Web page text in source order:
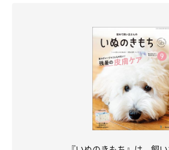
桃亮は現在1才8カ月になりましたが、ま
ます。これからも桃亮が健やかで幸せな
添い、少しでも長く一緒に笑顔で暮らし
関連記事: